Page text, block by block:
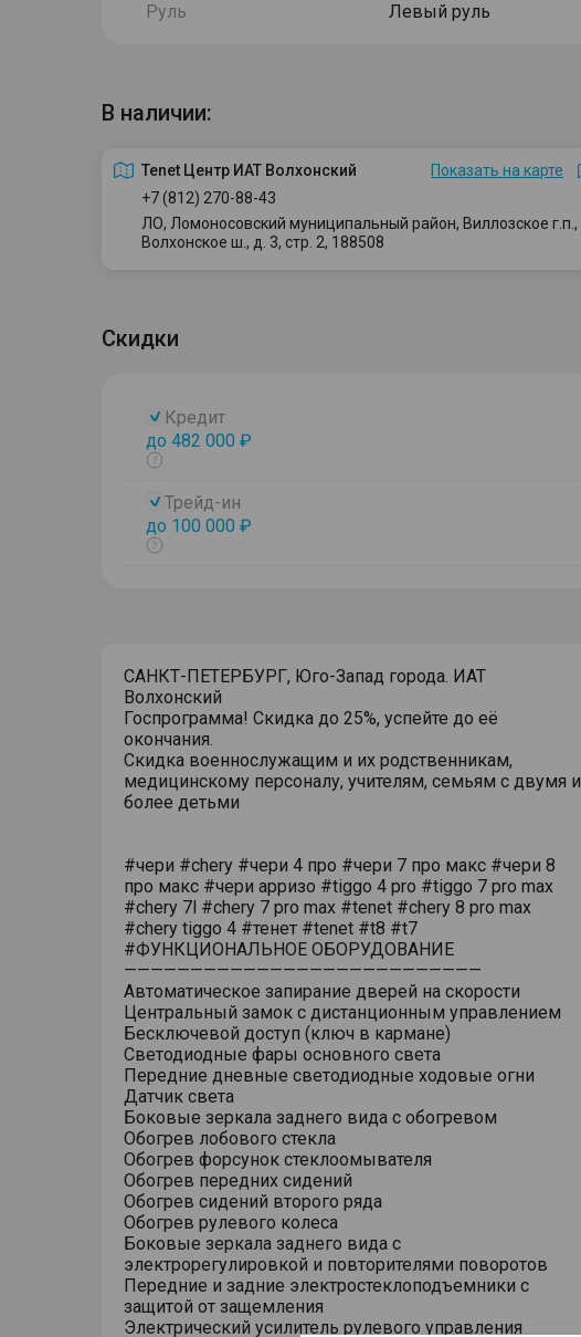
Руль Левый руль
В наличии:
Tenet Центр ИАТ Волхонский
Показать на карте
+7 (812) 270-88-43
ЛО, Ломоносовский муниципальный район, Виллозское г.п.,
Волхонское ш., д. 3, стр. 2, 188508
Скидки
Кредит
до 482 000 ₽
Показать
Трейд-ин
до 100 000 ₽
Показать
САНКТ-ПЕТЕРБУРГ, Юго-Запад города. ИАТ
Волхонский
Госпрограмма! Скидка до 25%, успейте до её
окончания.
Скидка военнослужащим и их родственникам,
медицинскому персоналу, учителям, семьям с двумя и
более детьми
#чери #chery #чери 4 про #чери 7 про макс #чери 8
про макс #чери арризо #tiggo 4 pro #tiggo 7 pro max
#chery 7l #chery 7 pro max #tenet #chery 8 pro max
#chery tiggo 4 #тенет #tenet #t8 #t7
#ФУНКЦИОНАЛЬНОЕ ОБОРУДОВАНИЕ
———————————————————————————
Автоматическое запирание дверей на скорости
Центральный замок с дистанционным управлением
Бесключевой доступ (ключ в кармане)
Светодиодные фары основного света
Передние дневные светодиодные ходовые огни
Датчик света
Боковые зеркала заднего вида с обогревом
Обогрев лобового стекла
Обогрев форсунок стеклоомывателя
Обогрев передних сидений
Обогрев сидений второго ряда
Обогрев рулевого колеса
Боковые зеркала заднего вида с
электрорегулировкой и повторителями поворотов
Передние и задние электростеклоподъемники с
защитой от защемления
Электрический усилитель рулевого управления